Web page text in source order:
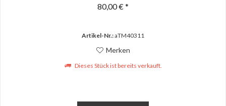
80,00 € *
Artikel-Nr.:aTM40311
Merken
Dieses Stück ist bereits verkauft.